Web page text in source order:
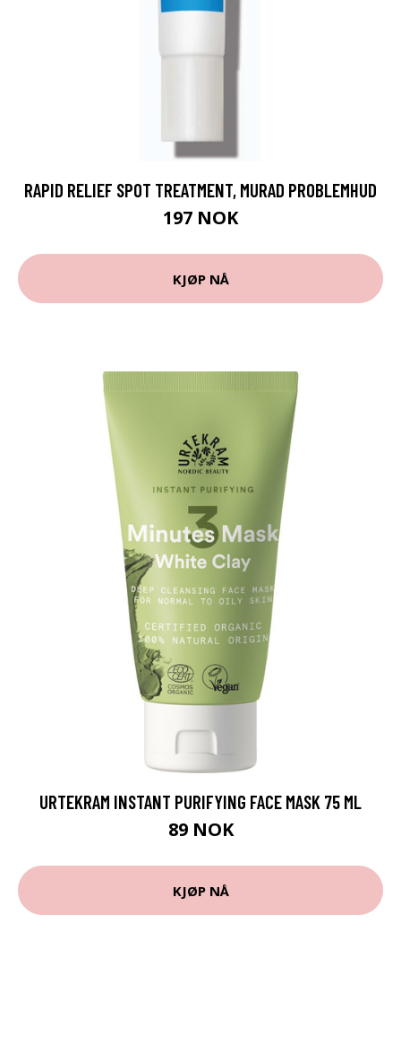
RAPID RELIEF SPOT TREATMENT, MURAD PROBLEMHUD
197 NOK
KJØP NÅ
URTEKRAM INSTANT PURIFYING FACE MASK 75 ML
89 NOK
KJØP NÅ